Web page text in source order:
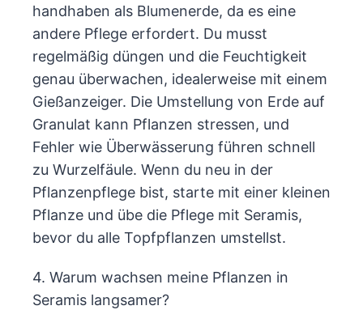
handhaben als Blumenerde, da es eine
andere Pflege erfordert. Du musst
regelmäßig düngen und die Feuchtigkeit
genau überwachen, idealerweise mit einem
Gießanzeiger. Die Umstellung von Erde auf
Granulat kann Pflanzen stressen, und
Fehler wie Überwässerung führen schnell
zu Wurzelfäule. Wenn du neu in der
Pflanzenpflege bist, starte mit einer kleinen
Pflanze und übe die Pflege mit Seramis,
bevor du alle Topfpflanzen umstellst.
4. Warum wachsen meine Pflanzen in
Seramis langsamer?